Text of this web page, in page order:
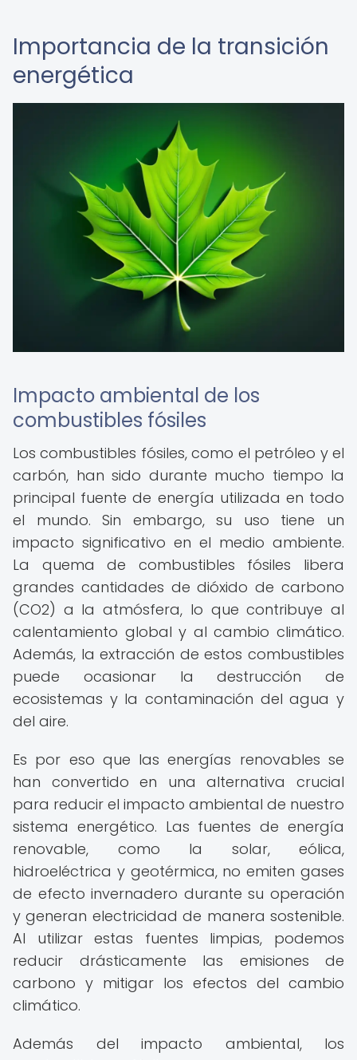
Importancia de la transición
energética
Impacto ambiental de los
combustibles fósiles
Los combustibles fósiles, como el petróleo y el
carbón, han sido durante mucho tiempo la
principal fuente de energía utilizada en todo
el mundo. Sin embargo, su uso tiene un
impacto significativo en el medio ambiente.
La quema de combustibles fósiles libera
grandes cantidades de dióxido de carbono
(CO2) a la atmósfera, lo que contribuye al
calentamiento global y al cambio climático.
Además, la extracción de estos combustibles
puede ocasionar la destrucción de
ecosistemas y la contaminación del agua y
del aire.
Es por eso que las energías renovables se
han convertido en una alternativa crucial
para reducir el impacto ambiental de nuestro
sistema energético. Las fuentes de energía
renovable, como la solar, eólica,
hidroeléctrica y geotérmica, no emiten gases
de efecto invernadero durante su operación
y generan electricidad de manera sostenible.
Al utilizar estas fuentes limpias, podemos
reducir drásticamente las emisiones de
carbono y mitigar los efectos del cambio
climático.
Además del impacto ambiental, los